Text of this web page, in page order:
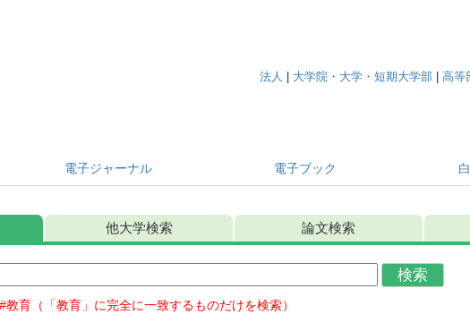
法人 | 大学院・大学・短期大学部 | 高等
電子ジャーナル 電子ブック
他大学検索 論文検索
検索
育（「教育」に完全に一致するものだけを検索）